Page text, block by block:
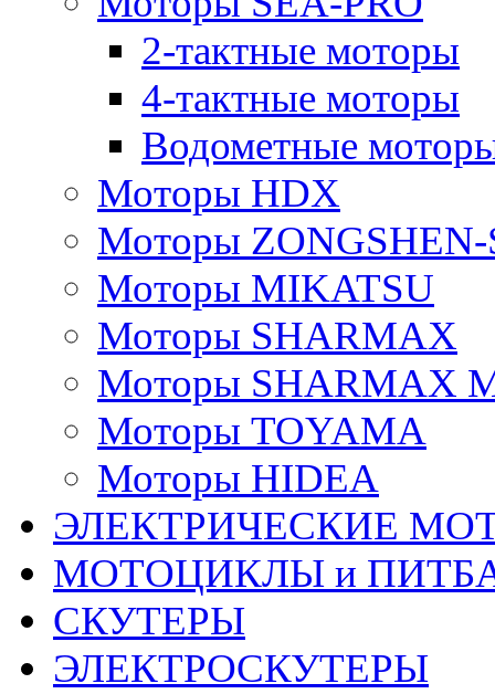
2-тактные моторы
4-тактные моторы
Водометные
Моторы HDX
Моторы ZONGSHEN-
Моторы MIKATSU
Моторы SHARMAX
Моторы SHARMAX
Моторы TOYAMA
Моторы HIDEA
ЭЛЕКТРИЧЕСКИЕ
МОТОЦИКЛЫ и
СКУТЕРЫ
ЭЛЕКТРОСКУТЕРЫ